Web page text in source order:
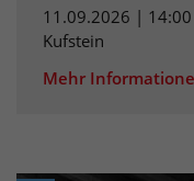
11.09.2026 |
Kufstein
Mehr